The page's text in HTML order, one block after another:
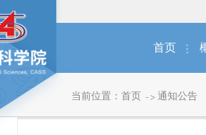
首页
当前位置： 首页 通知公告